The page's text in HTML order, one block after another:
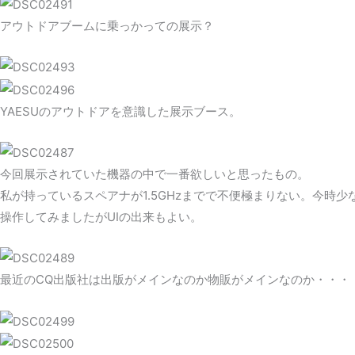
アウトドアブームに乗っかっての展示？
YAESUのアウトドアを意識した展示ブース。
今回展示されていた機器の中で一番欲しいと思ったもの。
私が持っているスペアナが1.5GHzまでで不便極まりない。今時少
操作してみましたがUIの出来もよい。
最近のCQ出版社は出版がメインなのか物販がメインなのか・・・